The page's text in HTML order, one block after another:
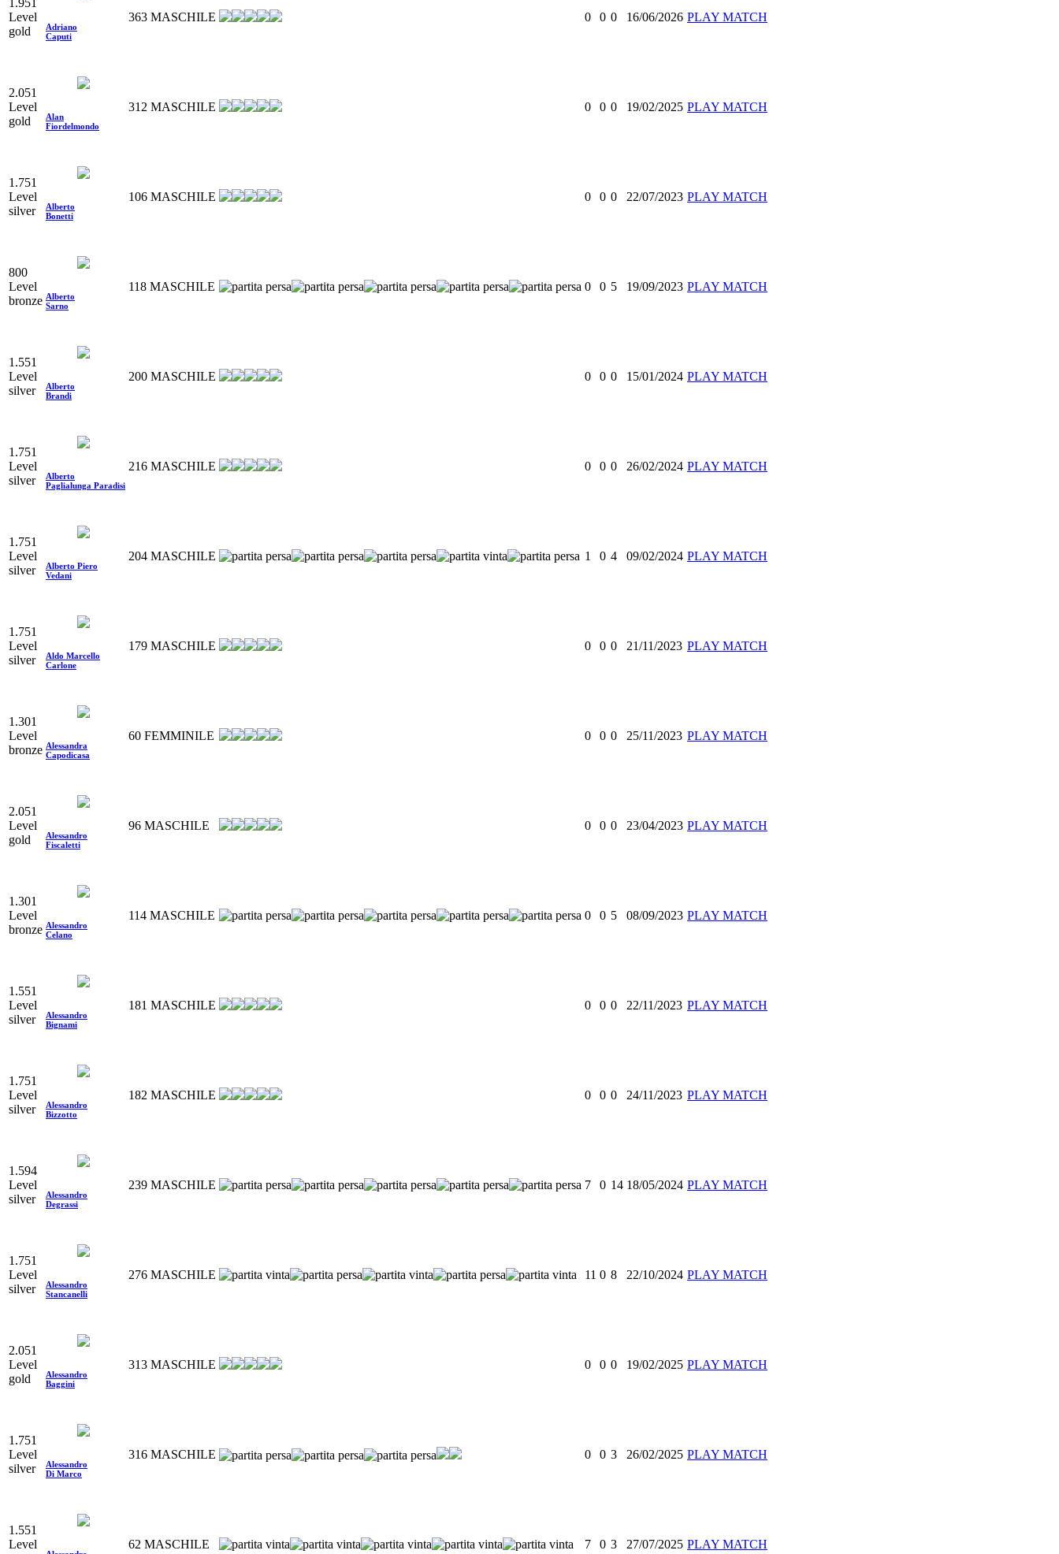
Level
gold
Adriano
Caputi
363 MASCHILE 0 0 0 16/06/2026 PLAY MATCH
2.051
Level
gold
Alan
Fiordelmondo
312 MASCHILE 0 0 0 19/02/2025 PLAY MATCH
1.751
Level
silver
Alberto
Bonetti
106 MASCHILE 0 0 0 22/07/2023 PLAY MATCH
800
Level
bronze Alberto
Sarno
118 MASCHILE 0 0 5 19/09/2023 PLAY MATCH
1.551
Level
silver
Alberto
Brandi
200 MASCHILE 0 0 0 15/01/2024 PLAY MATCH
1.751
Level
silver
Alberto
Paglialunga Paradisi
216 MASCHILE 0 0 0 26/02/2024 PLAY MATCH
1.751
Level
silver
Alberto Piero
Vedani
204 MASCHILE 1 0 4 09/02/2024 PLAY MATCH
1.751
Level
silver
Aldo Marcello
Carlone
179 MASCHILE 0 0 0 21/11/2023 PLAY MATCH
1.301
Level
bronze Alessandra
Capodicasa
60 FEMMINILE 0 0 0 25/11/2023 PLAY MATCH
2.051
Level
gold
Alessandro
Fiscaletti
96 MASCHILE 0 0 0 23/04/2023 PLAY MATCH
1.301
Level
bronze Alessandro
Celano
114 MASCHILE 0 0 5 08/09/2023 PLAY MATCH
1.551
Level
silver
Alessandro
Bignami
181 MASCHILE 0 0 0 22/11/2023 PLAY MATCH
1.751
Level
silver
Alessandro
Bizzotto
182 MASCHILE 0 0 0 24/11/2023 PLAY MATCH
1.594
Level
silver
Alessandro
Degrassi
239 MASCHILE 7 0 14 18/05/2024 PLAY MATCH
1.751
Level
silver
Alessandro
Stancanelli
276 MASCHILE 11 0 8 22/10/2024 PLAY MATCH
2.051
Level
gold
Alessandro
Baggini
313 MASCHILE 0 0 0 19/02/2025 PLAY MATCH
1.751
Level
silver
Alessandro
Di Marco
316 MASCHILE 0 0 3 26/02/2025 PLAY MATCH
1.551
Level
62 MASCHILE 7 0 3 27/07/2025 PLAY MATCH